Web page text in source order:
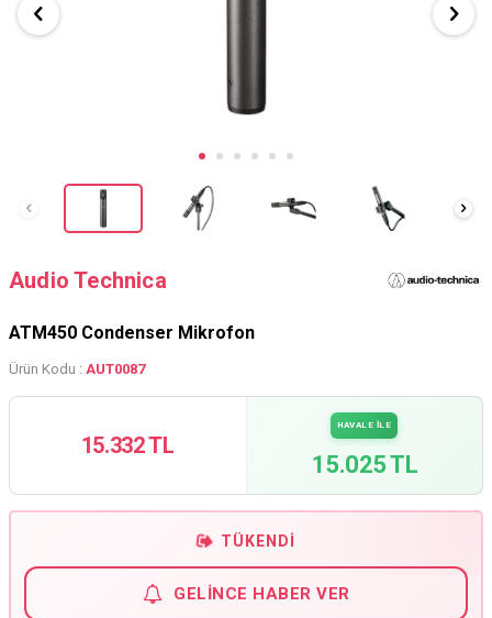
Audio Technica
ATM450 Condenser Mikrofon
Ürün Kodu : AUT0087
15.332 TL
HAVALE İLE
15.025 TL
TÜKENDI
GELINCE HABER VER